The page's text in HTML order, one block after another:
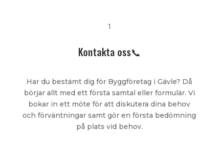
1
Kontakta oss📞
Har du bestämt dig för Byggföretag i Gävle? Då
börjar allt med ett första samtal eller formulär. Vi
bokar in ett möte för att diskutera dina behov
och förväntningar samt gör en första bedömning
på plats vid behov.